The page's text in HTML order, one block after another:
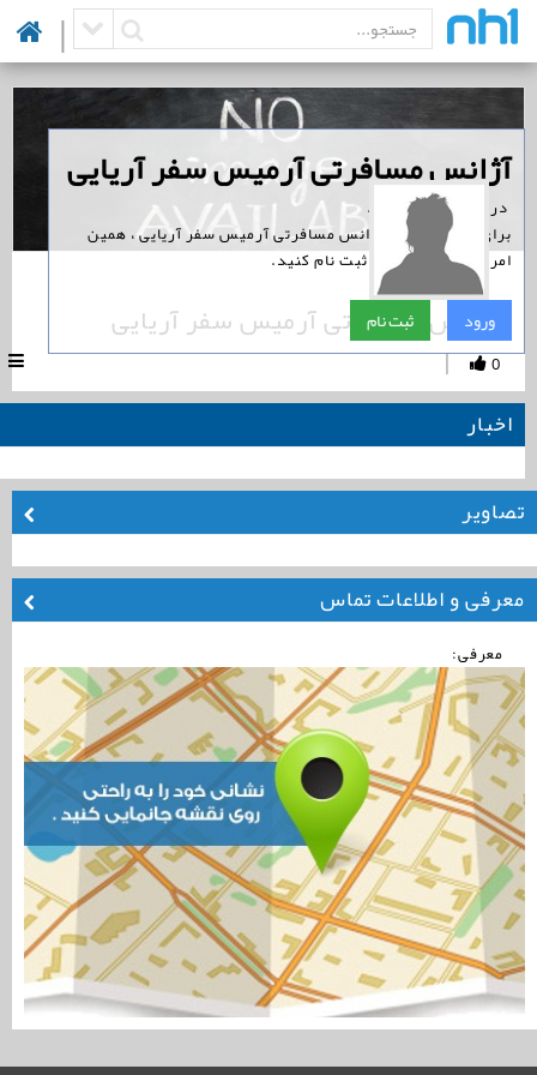
|
‏آژانس مسافرتی آرمیس سفر آریایی
‏ در نوین همراه است.
برای پیگیری اخبار آژانس مسافرتی آرمیس سفر آریایی ، همین
امروز در نوین همراه ثبت نام کنید.
ورود ثبت نام
آژانس مسافرتی آرمیس سفر آریایی
0
|
اخبار
تصاویر
معرفی و اطلاعات تماس
معرفی: